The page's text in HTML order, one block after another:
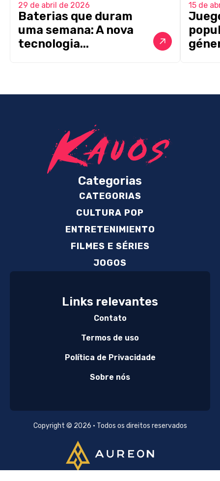
29 de abril de 2026
Baterias que duram
uma semana: A nova
tecnologia...
15 de
Categorias
CATEGORIAS
CULTURA POP
ENTRETENIMIENTO
FILMES E SÉRIES
JOGOS
Links relevantes
Contato
Termos de uso
Política de Privacidade
Sobre nós
Copyright © 2026 • Todos os direitos reservados